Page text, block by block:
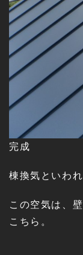
完成
棟換気といわ
この空気は、
こちら。